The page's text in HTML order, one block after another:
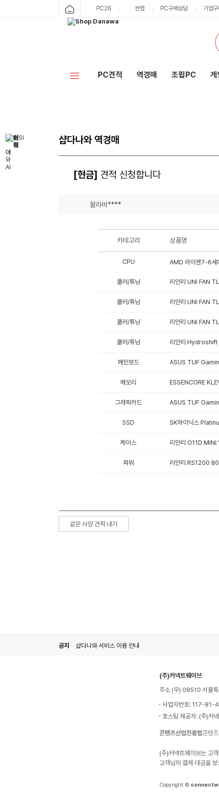
PC26 싼컴 PC구매상담 기업
PC견적 역경매 조립PC 게
샵다나와 역경매
[현금] 견적 신청합니다
왈라비****
카테고리 상품명
CPU AMD 라이젠7-6세
쿨러/튜닝 리안리 UNI FAN
쿨러/튜닝 리안리 UNI FAN
쿨러/튜닝 리안리 UNI FAN
쿨러/튜닝 리안리
메인보드 ASUS TUF
메모리 ESSENCORE
그래픽카드 ASUS TUF
SSD SK하이닉스
케이스 리안리 O11D MINI
파워 리안리 RS1200
같은 사양 견적 내기
공지 샵다나와 서비스 이용 안내
(주)커넥트웨이브
주소 (우) 08510 서울
사업자번호: 117-81-
호스팅 제공자: (주)커
콘텐츠산업진흥법콘텐
(주)커넥트웨이브는 고
고객님의 결제 대금을
Copyright ©